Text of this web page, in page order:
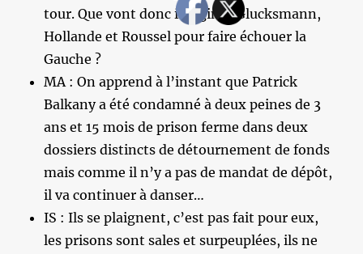
tour. Que vont donc imaginer Glucksmann,
Hollande et Roussel pour faire échouer la
Gauche ?
MA : On apprend à l’instant que Patrick
Balkany a été condamné à deux peines de 3
ans et 15 mois de prison ferme dans deux
dossiers distincts de détournement de fonds
mais comme il n’y a pas de mandat de dépôt,
il va continuer à danser…
IS : Ils se plaignent, c’est pas fait pour eux,
les prisons sont sales et surpeuplées, ils ne